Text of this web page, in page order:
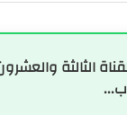
الثالثة